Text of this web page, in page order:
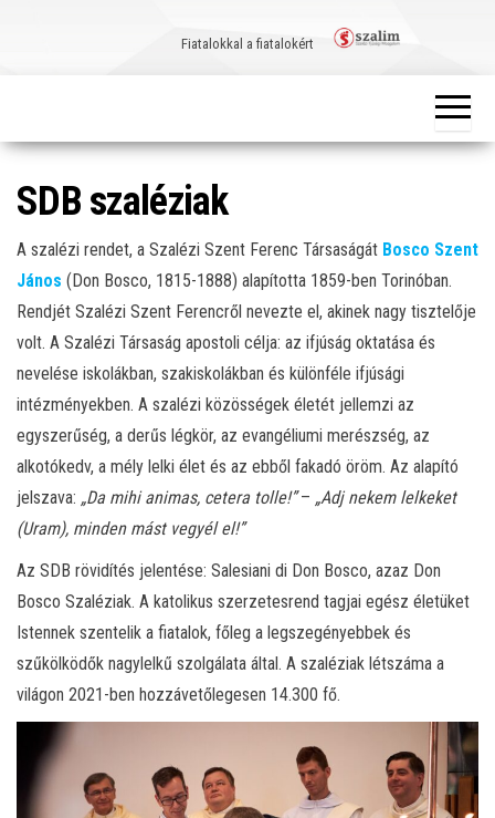
Fiatalokkal a fiatalokért
SDB szaléziak
A szalézi rendet, a Szalézi Szent Ferenc Társaságát Bosco Szent
János (Don Bosco, 1815-1888) alapította 1859-ben Torinóban.
Rendjét Szalézi Szent Ferencről nevezte el, akinek nagy tisztelője
volt. A Szalézi Társaság apostoli célja: az ifjúság oktatása és
nevelése iskolákban, szakiskolákban és különféle ifjúsági
intézményekben. A szalézi közösségek életét jellemzi az
egyszerűség, a derűs légkör, az evangéliumi merészség, az
alkotókedv, a mély lelki élet és az ebből fakadó öröm. Az alapító
jelszava: „Da mihi animas, cetera tolle!”– „Adj nekem lelkeket
(Uram), minden mást vegyél el!”
Az SDB rövidítés jelentése: Salesiani di Don Bosco, azaz Don
Bosco Szaléziak. A katolikus szerzetesrend tagjai egész életüket
Istennek szentelik a fiatalok, főleg a legszegényebbek és
szűkölködők nagylelkű szolgálata által. A szaléziak létszáma a
világon 2021-ben hozzávetőlegesen 14.300 fő.